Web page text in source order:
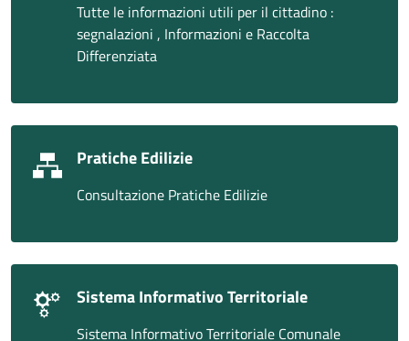
Tutte le informazioni utili per il cittadino :
segnalazioni , Informazioni e Raccolta
Differenziata
Pratiche Edilizie
Consultazione Pratiche Edilizie
Sistema Informativo Territoriale
Sistema Informativo Territoriale Comunale